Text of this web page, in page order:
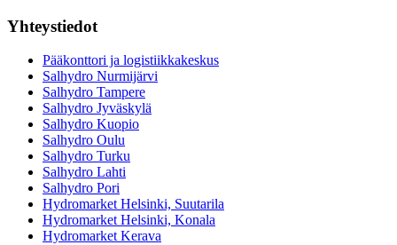
Yhteystiedot
Pääkonttori ja logistiikkakeskus
Salhydro Nurmijärvi
Salhydro Tampere
Salhydro Jyväskylä
Salhydro Kuopio
Salhydro Oulu
Salhydro Turku
Salhydro Lahti
Salhydro Pori
Hydromarket Helsinki, Suutarila
Hydromarket Helsinki, Konala
Hydromarket Kerava